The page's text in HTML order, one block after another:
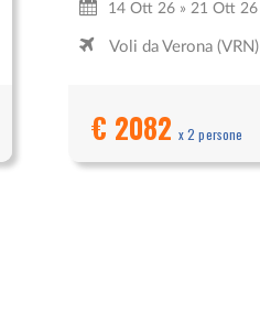
14 Ott 26 » 21 Ott 26
Voli da Verona (VRN)
€ 2082x 2 persone